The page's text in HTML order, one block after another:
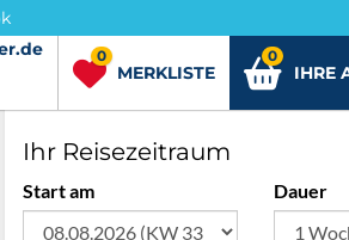
MERKLISTE
0
IHRE
0
Ihr Reisezeitraum
Start am Dauer